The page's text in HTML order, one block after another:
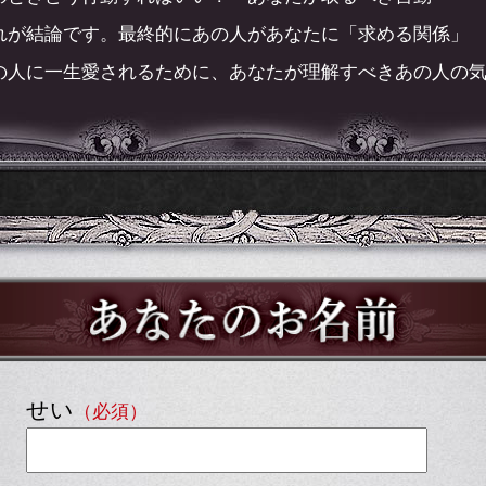
が結論です。最終的にあの人があなたに「求める関係」
人に一生愛されるために、あなたが理解すべきあの人の
せい （必須）